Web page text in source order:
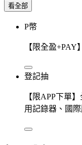
看全部
P幣
【限全盈+PAY
登記抽
【限APP下單
用記錄器、國